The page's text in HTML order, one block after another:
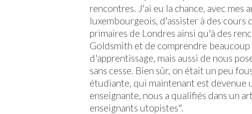
rencontres. J'ai eu la chance, avec mes
luxembourgeois, d'assister à des cours
primaires de Londres ainsi qu'à des
Goldsmith et de comprendre beaucoup
d'apprentissage, mais aussi de nous
sans cesse. Bien sûr, on était un peu
étudiante, qui maintenant est devenue
enseignante, nous a qualifiés dans un
enseignants utopistes".